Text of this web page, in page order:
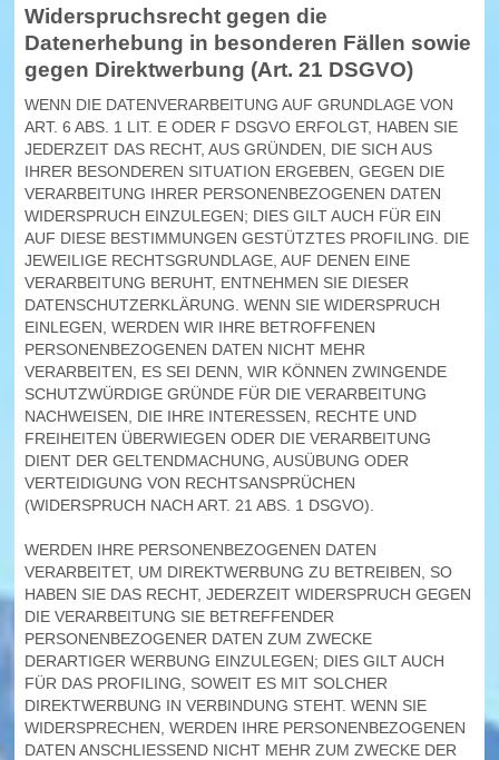
Widerspruchsrecht gegen die
Datenerhebung in besonderen Fällen sowie
gegen Direktwerbung (Art. 21 DSGVO)
WENN DIE DATENVERARBEITUNG AUF GRUNDLAGE VON
ART. 6 ABS. 1 LIT. E ODER F DSGVO ERFOLGT, HABEN SIE
JEDERZEIT DAS RECHT, AUS GRÜNDEN, DIE SICH AUS
IHRER BESONDEREN SITUATION ERGEBEN, GEGEN DIE
VERARBEITUNG IHRER PERSONENBEZOGENEN DATEN
WIDERSPRUCH EINZULEGEN; DIES GILT AUCH FÜR EIN
AUF DIESE BESTIMMUNGEN GESTÜTZTES PROFILING. DIE
JEWEILIGE RECHTSGRUNDLAGE, AUF DENEN EINE
VERARBEITUNG BERUHT, ENTNEHMEN SIE DIESER
DATENSCHUTZERKLÄRUNG. WENN SIE WIDERSPRUCH
EINLEGEN, WERDEN WIR IHRE BETROFFENEN
PERSONENBEZOGENEN DATEN NICHT MEHR
VERARBEITEN, ES SEI DENN, WIR KÖNNEN ZWINGENDE
SCHUTZWÜRDIGE GRÜNDE FÜR DIE VERARBEITUNG
NACHWEISEN, DIE IHRE INTERESSEN, RECHTE UND
FREIHEITEN ÜBERWIEGEN ODER DIE VERARBEITUNG
DIENT DER GELTENDMACHUNG, AUSÜBUNG ODER
VERTEIDIGUNG VON RECHTSANSPRÜCHEN
(WIDERSPRUCH NACH ART. 21 ABS. 1 DSGVO).
WERDEN IHRE PERSONENBEZOGENEN DATEN
VERARBEITET, UM DIREKTWERBUNG ZU BETREIBEN, SO
HABEN SIE DAS RECHT, JEDERZEIT WIDERSPRUCH GEGEN
DIE VERARBEITUNG SIE BETREFFENDER
PERSONENBEZOGENER DATEN ZUM ZWECKE
DERARTIGER WERBUNG EINZULEGEN; DIES GILT AUCH
FÜR DAS PROFILING, SOWEIT ES MIT SOLCHER
DIREKTWERBUNG IN VERBINDUNG STEHT. WENN SIE
WIDERSPRECHEN, WERDEN IHRE PERSONENBEZOGENEN
DATEN ANSCHLIESSEND NICHT MEHR ZUM ZWECKE DER